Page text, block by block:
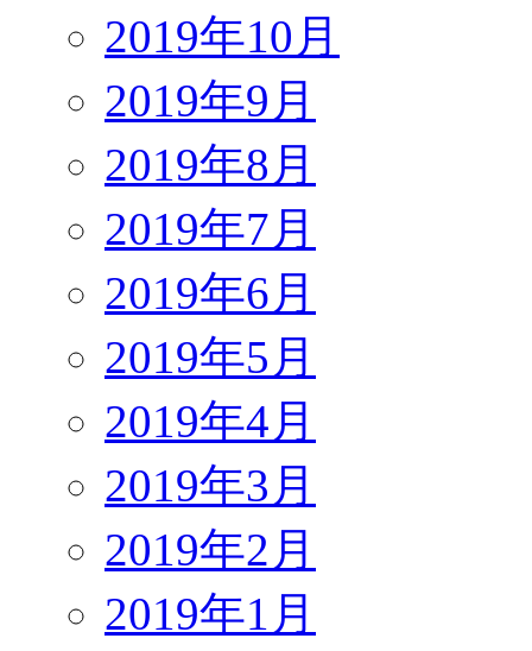
2019年10月
2019年9月
2019年8月
2019年7月
2019年6月
2019年5月
2019年4月
2019年3月
2019年2月
2019年1月